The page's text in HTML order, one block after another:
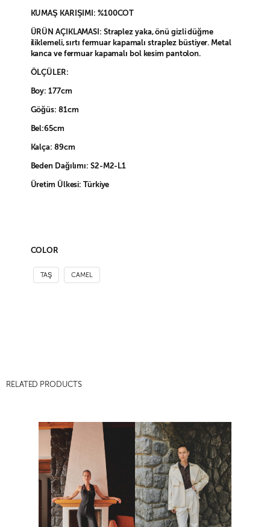
KUMAŞ KARIŞIMI: %100COT
ÜRÜN AÇIKLAMASI: Straplez yaka, önü gizli düğme
iliklemeli, sırtı fermuar kapamalı straplez büstiyer. Metal
kanca ve fermuar kapamalı bol kesim pantolon.
ÖLÇÜLER:
Boy: 177cm
Göğüs: 81cm
Bel:65cm
Kalça: 89cm
Beden Dağılımı: S2-M2-L1
Üretim Ülkesi: Türkiye
COLOR
TAŞ CAMEL
RELATED PRODUCTS